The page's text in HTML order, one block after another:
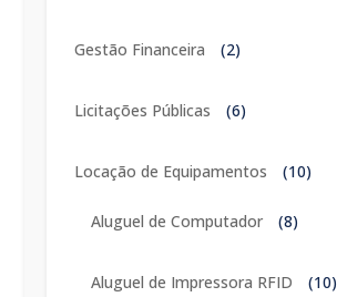
Gestão Financeira (2)
Licitações Públicas (6)
Locação de Equipamentos (10)
Aluguel de Computador (8)
Aluguel de Impressora RFID (10)